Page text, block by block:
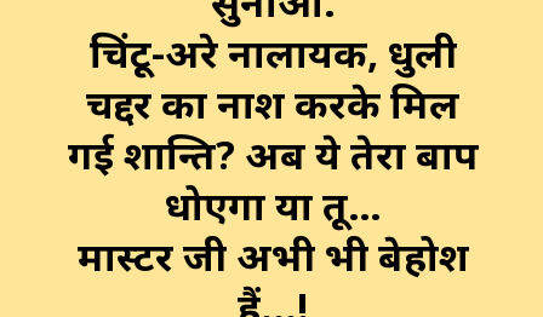
चिंटू-अरे नालायक, धुली
चद्दर का नाश करके मिल
गई शान्ति? अब ये तेरा बाप
धोएगा या तू…
मास्टर जी अभी भी बेहोश